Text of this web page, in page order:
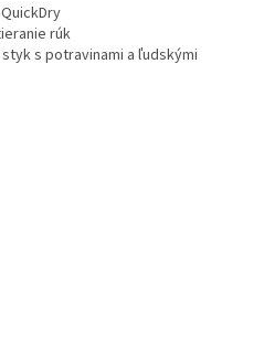
rúk
s potravinami a ľudskými